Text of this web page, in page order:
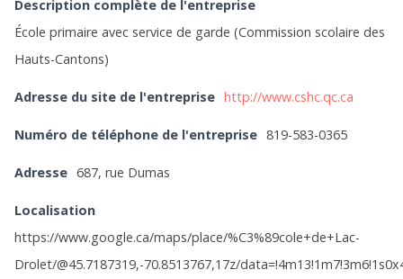
Description complète de l'entreprise
École primaire avec service de garde (Commission scolaire des
Hauts-Cantons)
Adresse du site de l'entreprise http://www.cshc.qc.ca
Numéro de téléphone de l'entreprise 819-583-0365
Adresse 687, rue Dumas
Localisation
https://www.google.ca/maps/place/%C3%89cole+de+Lac-
Drolet/@45.7187319,-70.8513767,17z/